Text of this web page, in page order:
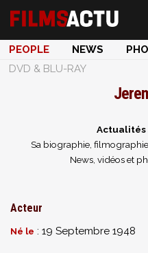
PEOPLE NEWS
DVD & BLU-RAY
Actualités
Sa biographie,
News, vidéos et
Acteur
Né le : 19 Septembre 1948